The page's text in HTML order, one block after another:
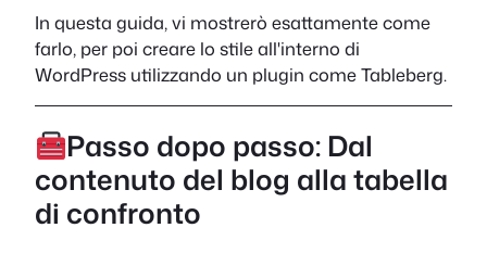
In questa guida, vi mostrerò esattamente come
farlo, per poi creare lo stile all'interno di
WordPress utilizzando un plugin come Tableberg.
Passo dopo passo: Dal
contenuto del blog alla tabella
di confronto